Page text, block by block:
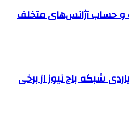
سایت و حساب آژانس‌های متخلف
شبکه باج نیوز از برخی